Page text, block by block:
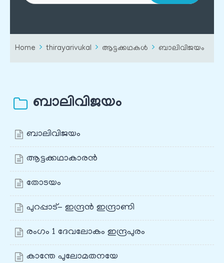
Home thirayarivukal ആട്ടക്കഥകൾ ബാലിവിജയം
ബാലിവിജയം
ബാലിവിജയം
ആട്ടക്കഥാകാരൻ
തോടയം
പുറപ്പാട്- ഇന്ദ്രൻ ഇന്ദ്രാണി
രംഗം 1 ദേവലോകം ഇന്ദ്രപുരം
കാന്തേ പുലോമതനയേ